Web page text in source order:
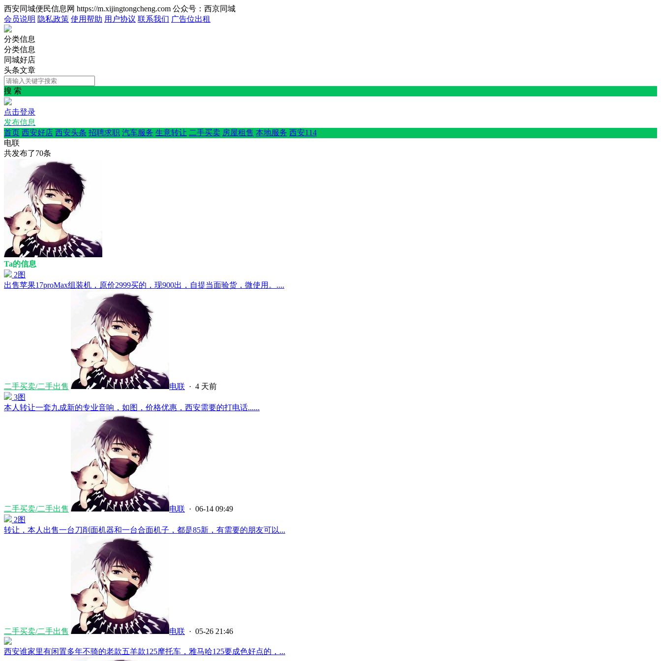
西安同城便民信息网 https://m.xijingtongcheng.com 公众号：西京同城
会员说明 隐私政策 使用帮助 用户协议 联系我们 广告位出租
分类信息
分类信息
同城好店
头条文章
搜 索
点击登录
发布信息
首页 西安好店 西安头条 招聘求职 汽车服务 生意转让 二手买卖 房屋租售 本地服务 西安114
电联
共发布了70条
Ta的信息
2图
出售苹果17proMax组装机，原价2999买的，现900出，自提当面验货，微使用。....
二手买卖/二手出售 电联 · 4 天前
3图
本人转让一套九成新的专业音响，如图，价格优惠，西安需要的打电话......
二手买卖/二手出售 电联 · 06-14 09:49
2图
转让，本人出售一台刀削面机器和一台合面机子，都是85新，有需要的朋友可以...
二手买卖/二手出售 电联 · 05-26 21:46
西安谁家里有闲置多年不骑的老款五羊款125摩托车，雅马哈125要成色好点的，...